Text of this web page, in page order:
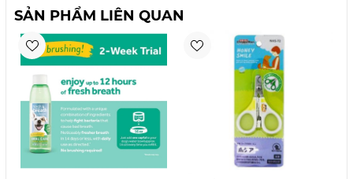
SẢN PHẨM LIÊN QUAN